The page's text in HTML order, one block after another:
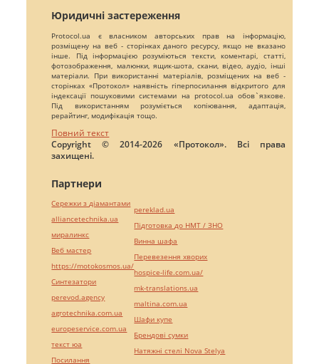
Юридичні застереження
Protocol.ua є власником авторських прав на інформацію,
розміщену на веб - сторінках даного ресурсу, якщо не вказано
інше. Під інформацією розуміються тексти, коментарі, статті,
фотозображення, малюнки, ящик-шота, скани, відео, аудіо, інші
матеріали. При використанні матеріалів, розміщених на веб -
сторінках «Протокол» наявність гіперпосилання відкритого для
індексації пошуковими системами на protocol.ua обов`язкове.
Під використанням розуміється копіювання, адаптація,
рерайтинг, модифікація тощо.
Повний текст
Copyright © 2014-2026 «Протокол». Всі права
захищені.
Партнери
Сережки з діамантами
alliancetechnika.ua
миралинкс
Веб мастер
https://motokosmos.ua/
Синтезатори
perevod.agency
agrotechnika.com.ua
europeservice.com.ua
текст юа
Посилання
pereklad.ua
Підготовка до НМТ / ЗНО
Винна шафа
Перевезення хворих
hospice-life.com.ua/
mk-translations.ua
maltina.com.ua
Шафи купе
Брендові сумки
Натяжні стелі Nova Stelya